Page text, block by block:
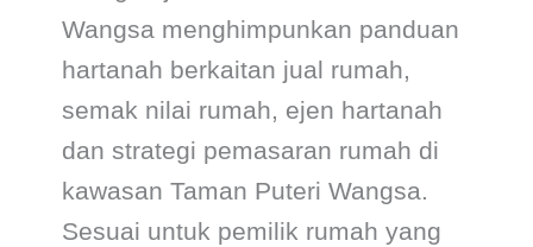
Wangsa menghimpunkan panduan
hartanah berkaitan jual rumah,
semak nilai rumah, ejen hartanah
dan strategi pemasaran rumah di
kawasan Taman Puteri Wangsa.
Sesuai untuk pemilik rumah yang